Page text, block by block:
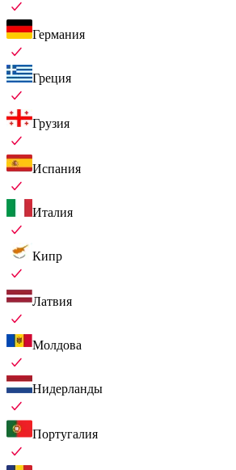
Германия
Греция
Грузия
Испания
Италия
Кипр
Латвия
Молдова
Нидерланды
Португалия